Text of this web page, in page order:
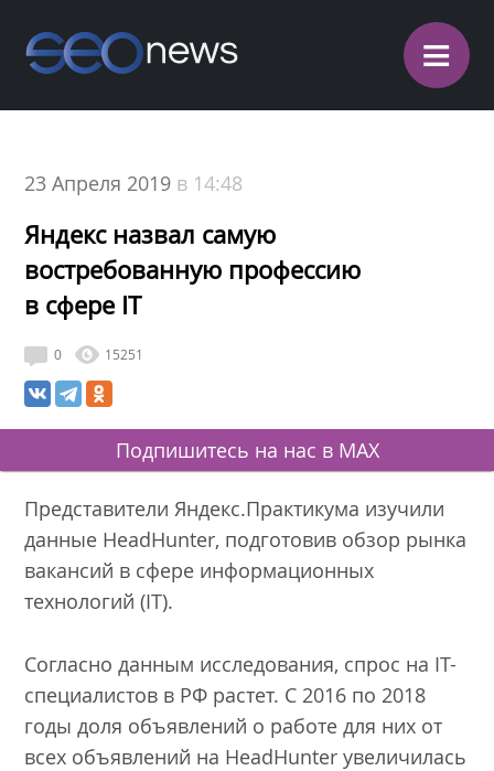
≡
23 Апреля 2019 в 14:48
Яндекс назвал самую
востребованную профессию
в сфере IT
0 15251
Подпишитесь на нас в MAX
Представители Яндекс.Практикума изучили
данные HeadHunter, подготовив обзор рынка
вакансий в сфере информационных
технологий (IT).
Согласно данным исследования, спрос на IT-
специалистов в РФ растет. С 2016 по 2018
годы доля объявлений о работе для них от
всех объявлений на HeadHunter увеличилась